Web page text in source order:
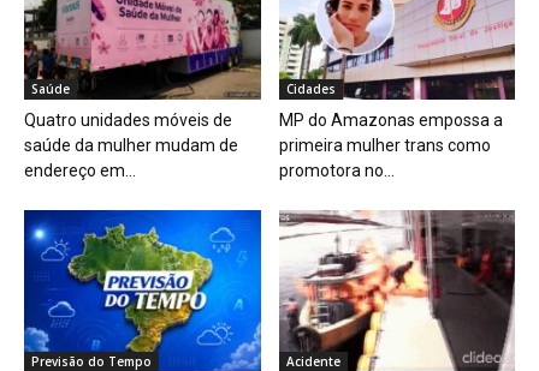
Saúde
Quatro unidades móveis de
saúde da mulher mudam de
endereço em...
Cidades
MP do Amazonas empossa a
primeira mulher trans como
promotora no...
Previsão do Tempo Acidente